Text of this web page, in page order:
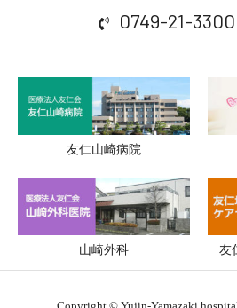
0749-21-3300
友仁山崎病院
山崎外科 友